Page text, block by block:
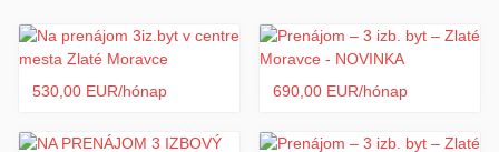
530,00 EUR/hónap 690,00 EUR/hónap